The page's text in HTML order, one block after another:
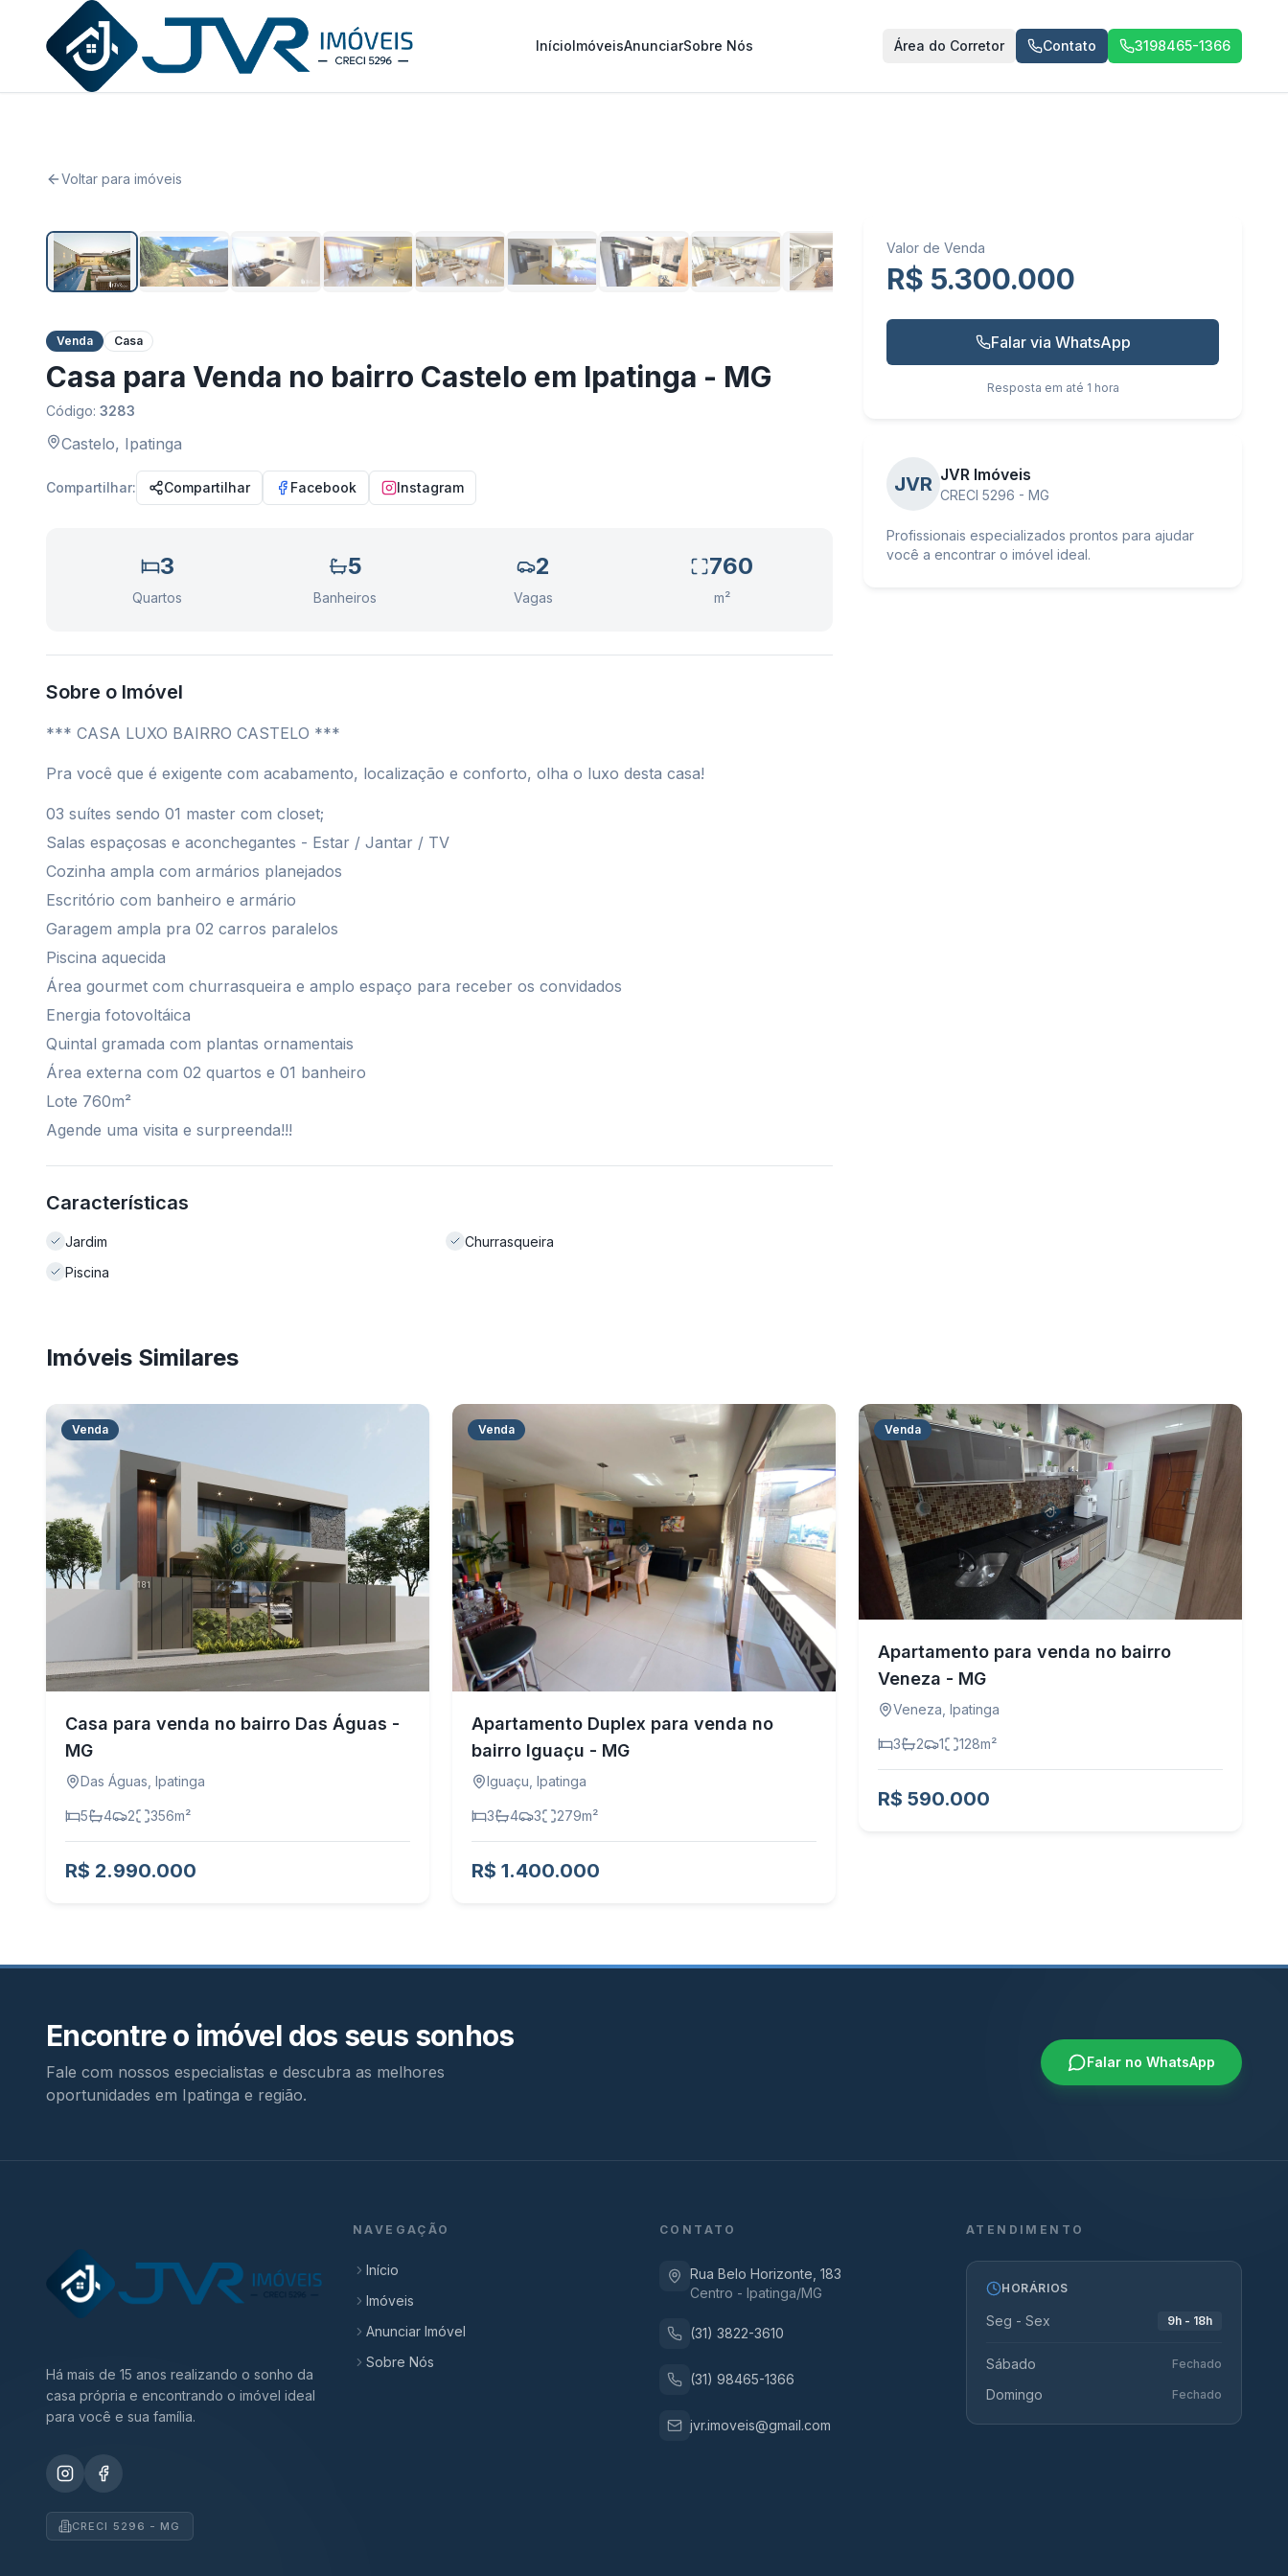
JVR Imóveis
InícioImóveisAnunciarSobre Nós Área do Corretor Contato 3198465-1366
Voltar para imóveis
Venda Casa
Casa para Venda no bairro Castelo em Ipatinga - MG
Código: 3283
Castelo, Ipatinga
Compartilhar: Compartilhar Facebook Instagram
3
Quartos
5
Banheiros
2
Vagas
760
m²
Sobre o Imóvel
*** CASA LUXO BAIRRO CASTELO ***
Pra você que é exigente com acabamento, localização e conforto, olha o luxo desta casa!
03 suítes sendo 01 master com closet;
Salas espaçosas e aconchegantes - Estar / Jantar / TV
Cozinha ampla com armários planejados
Escritório com banheiro e armário
Garagem ampla pra 02 carros paralelos
Piscina aquecida
Área gourmet com churrasqueira e amplo espaço para receber os convidados
Energia fotovoltáica
Quintal gramada com plantas ornamentais
Área externa com 02 quartos e 01 banheiro
Lote 760m²
Agende uma visita e surpreenda!!!
Características
Jardim
Churrasqueira
Piscina
Valor de Venda
R$ 5.300.000
Falar via WhatsApp
Resposta em até 1 hora
JVR JVR Imóveis
CRECI 5296 - MG
Profissionais especializados prontos para ajudar
você a encontrar o imóvel ideal.
Imóveis Similares
Venda
Casa para venda no bairro Das Águas -
MG
Das Águas Ipatinga
5 4 2 356m²
R$ 2.990.000
Venda
Apartamento Duplex para venda no
bairro Iguaçu - MG
Iguaçu Ipatinga
3 4 3 279m²
R$ 1.400.000
Venda
Apartamento para venda no bairro
Veneza - MG
Veneza Ipatinga
3 2 1 128m²
R$ 590.000
Encontre o imóvel dos seus sonhos
Fale com nossos especialistas e descubra as melhores
oportunidades em Ipatinga e região.
Falar no WhatsApp
Há mais de 15 anos realizando o sonho da
casa própria e encontrando o imóvel ideal
para você e sua família.
CRECI 5296 - MG
NAVEGAÇÃO
Início
Imóveis
Anunciar Imóvel
Sobre Nós
CONTATO
Rua Belo Horizonte, 183
Centro - Ipatinga/MG
(31) 3822-3610
(31) 98465-1366
jvr.imoveis@gmail.com
ATENDIMENTO
HORÁRIOS
Seg - Sex 9h - 18h
Sábado Fechado
Domingo Fechado